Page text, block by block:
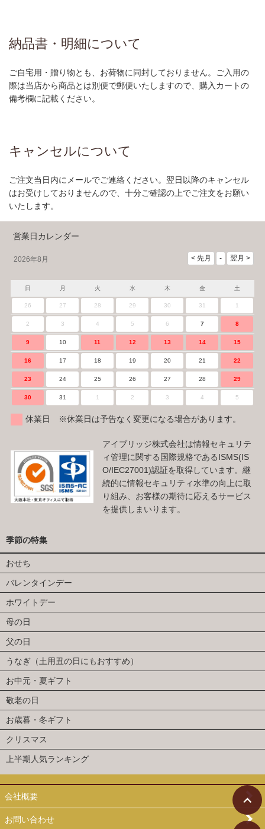
納品書・明細について
ご自宅用・贈り物とも、お荷物に同封しておりません。ご入用の
際は当店から商品とは別便で郵便いたしますので、購入カートの
備考欄に記載ください。
キャンセルについて
ご注文当日内にメールでご連絡ください。翌日以降のキャンセル
はお受けしておりませんので、十分ご確認の上でご注文をお願い
いたします。
営業日カレンダー
2026年8月
日 月 火 水 木 金 土
26 27 28 29 30 31 1
2 3 4 5 6 7 8
9 10 11 12 13 14 15
16 17 18 19 20 21 22
23 24 25 26 27 28 29
30 31 1 2 3 4 5
休業日 ※休業日は予告なく変更になる場合があります。
アイブリッジ株式会社は情報セキュリテ
ィ管理に関する国際規格であるISMS(IS
O/IEC27001)認証を取得しています。継
続的に情報セキュリティ水準の向上に取
り組み、お客様の期待に応えるサービス
を提供しまいります。
季節の特集
おせち
バレンタインデー
ホワイトデー
母の日
父の日
うなぎ（土用丑の日にもおすすめ）
お中元・夏ギフト
敬老の日
お歳暮・冬ギフト
クリスマス
上半期人気ランキング
会社概要
お問い合わせ